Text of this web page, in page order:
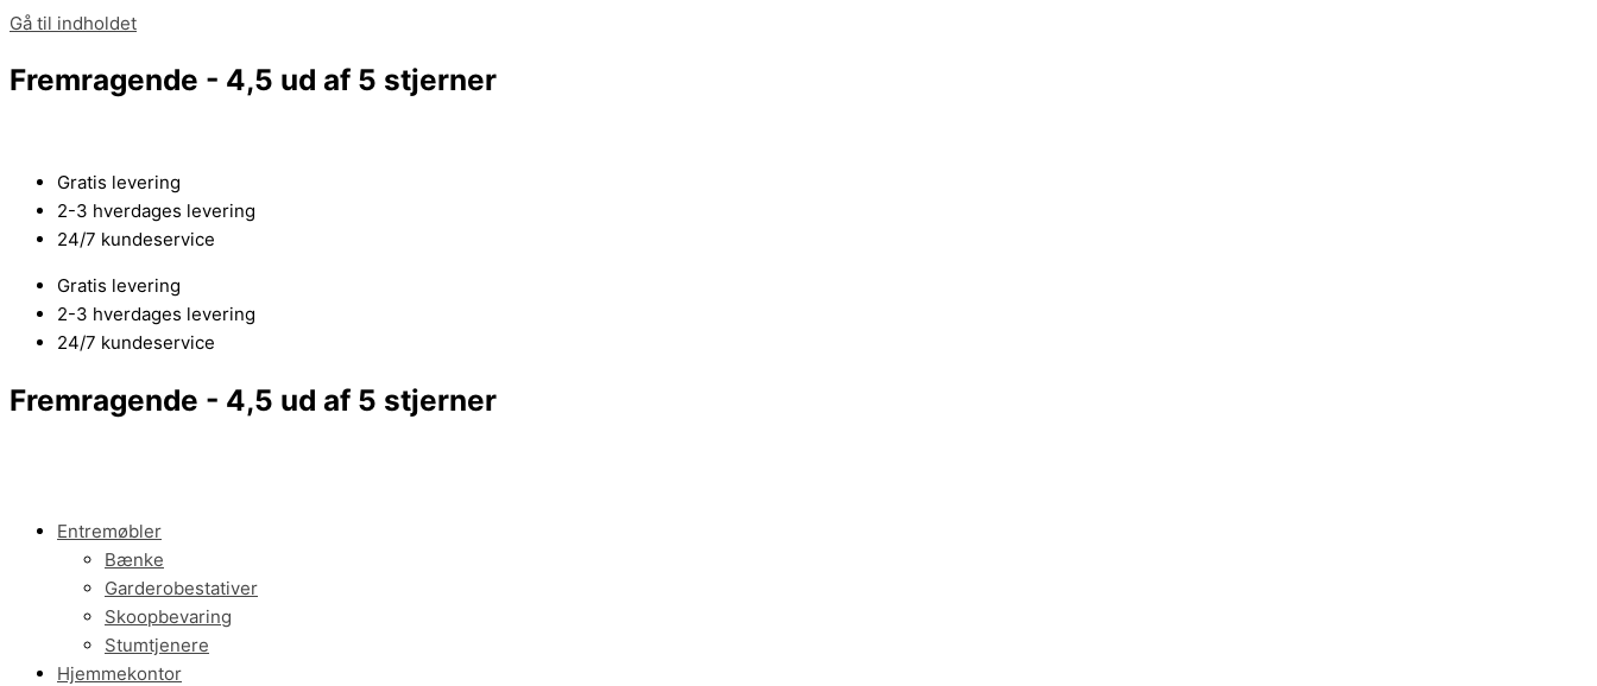
Gå til indholdet
Fremragende - 4,5 ud af 5 stjerner
Gratis levering
2-3 hverdages levering
24/7 kundeservice
Gratis levering
2-3 hverdages levering
24/7 kundeservice
Fremragende - 4,5 ud af 5 stjerner
Entremøbler
Bænke
Garderobestativer
Skoopbevaring
Stumtjenere
Hjemmekontor